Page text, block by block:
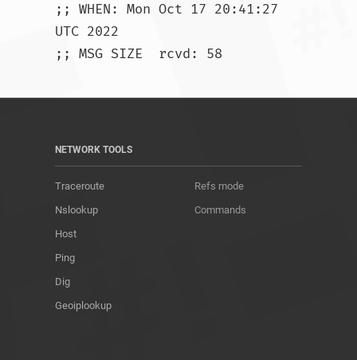
;; WHEN: Mon Oct 17 20:41:27
UTC 2022
NETWORK TOOLS
Traceroute
Nslookup
Host
Ping
Dig
Geoiplookup
Refs mode
Commands